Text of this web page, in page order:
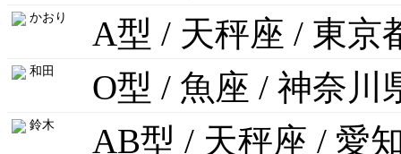
かおり A型 / 天秤座 / 東京
和田 O型 / 魚座 / 神奈川
鈴木 AB型 / 天秤座 / 愛